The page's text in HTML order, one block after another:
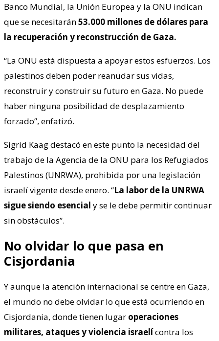
Banco Mundial, la Unión Europea y la ONU indican
que se necesitarán53.000 millones de dólares para
la recuperación y reconstrucción de Gaza.
“La ONU está dispuesta a apoyar estos esfuerzos. Los
palestinos deben poder reanudar sus vidas,
reconstruir y construir su futuro en Gaza. No puede
haber ninguna posibilidad de desplazamiento
forzado”, enfatizó.
Sigrid Kaag destacó en este punto la necesidad del
trabajo de la Agencia de la ONU para los Refugiados
Palestinos (UNRWA), prohibida por una legislación
israelí vigente desde enero. “La labor de la UNRWA
sigue siendo esencial y se le debe permitir continuar
sin obstáculos”.
No olvidar lo que pasa en
Cisjordania
Y aunque la atención internacional se centre en Gaza,
el mundo no debe olvidar lo que está ocurriendo en
Cisjordania, donde tienen lugar operaciones
militares, ataques y violencia israelícontra los